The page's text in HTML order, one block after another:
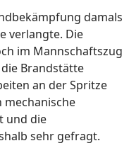
damals
verlangte. Die
im Mannschaftszug
Brandstätte
an der Spritze
mechanische
und die
sehr gefragt.